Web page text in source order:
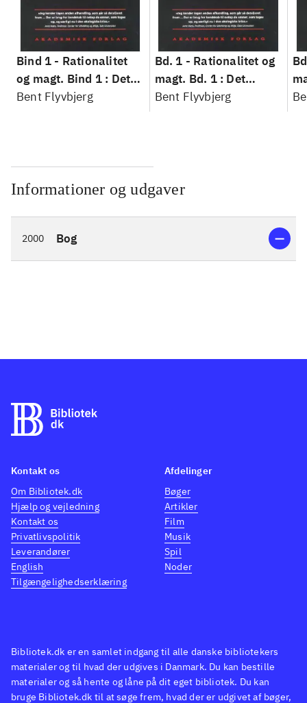
Bind 1 - Rationalitet
og magt. Bind 1 : Det
konkretes videnskab
Bent Flyvbjerg
Bd. 1 - Rationalitet og
magt. Bd. 1 : Det
konkretes videnskab
Bent Flyvbjerg
Informationer og udgaver
2000 Bog
Bibliotek.dk er en samlet indgang til alle danske bibliotekers
materialer og til hvad der udgives i Danmark. Du kan bestille
materialer og så hente og låne på dit eget bibliotek. Du kan
bruge Bibliotek.dk til at søge frem, hvad der er udgivet af bøger,
Kontakt os
Om Bibliotek.dk
Hjælp og vejledning
Kontakt os
Privatlivspolitik
Leverandører
English
Tilgængelighedserklæring
Afdelinger
Bøger
Artikler
Film
Musik
Spil
Noder